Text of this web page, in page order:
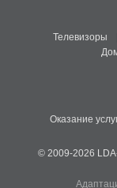
Телевизоры
Оказание
© 2009-2026